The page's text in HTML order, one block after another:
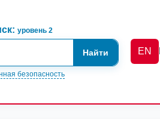
уровень 2
Найти
безопасность
EN